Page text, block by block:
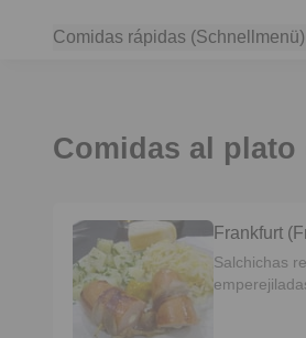
Comidas rápidas (Schnellmenü)
Comidas al plato
Frankfurt
Salchichas